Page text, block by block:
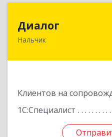
Диалог
Нальчик
Клиентов на
1С:Специалист
360016, Кабардино-